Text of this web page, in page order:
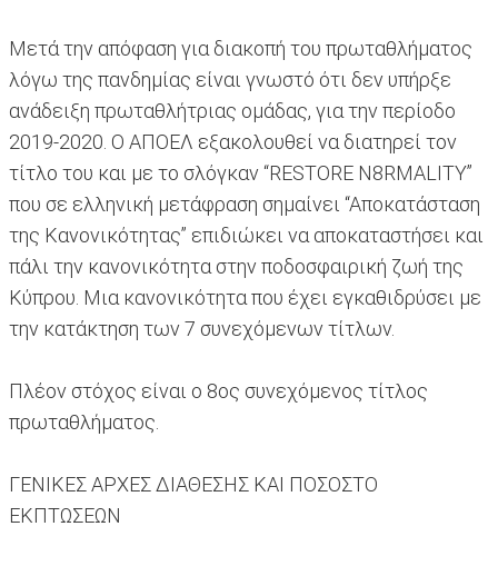
Μετά την απόφαση για διακοπή του πρωταθλήματος
λόγω της πανδημίας είναι γνωστό ότι δεν υπήρξε
ανάδειξη πρωταθλήτριας ομάδας, για την περίοδο
2019-2020. Ο ΑΠΟΕΛ εξακολουθεί να διατηρεί τον
τίτλο του και με το σλόγκαν “RESTORE N8RMALITY”
που σε ελληνική μετάφραση σημαίνει “Αποκατάσταση
της Κανονικότητας” επιδιώκει να αποκαταστήσει και
πάλι την κανονικότητα στην ποδοσφαιρική ζωή της
Κύπρου. Μια κανονικότητα που έχει εγκαθιδρύσει με
την κατάκτηση των 7 συνεχόμενων τίτλων.
Πλέον στόχος είναι ο 8ος συνεχόμενος τίτλος
πρωταθλήματος.
ΓΕΝΙΚΕΣ ΑΡΧΕΣ ΔΙΑΘΕΣΗΣ ΚΑΙ ΠΟΣΟΣΤΟ
ΕΚΠΤΩΣΕΩΝ